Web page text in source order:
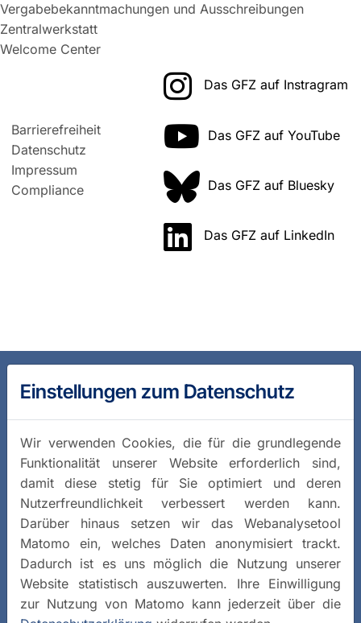
Vergabebekanntmachungen und Ausschreibungen
Zentralwerkstatt
Welcome Center
Barrierefreiheit
Datenschutz
Impressum
Compliance
Das GFZ auf Instragram
Das GFZ auf YouTube
Das GFZ auf Bluesky
Das GFZ auf LinkedIn
Einstellungen zum Datenschutz
Wir verwenden Cookies, die für die grundlegende
Funktionalität unserer Website erforderlich sind,
damit diese stetig für Sie optimiert und deren
Nutzerfreundlichkeit verbessert werden kann.
Darüber hinaus setzen wir das Webanalysetool
Matomo ein, welches Daten anonymisiert trackt.
Dadurch ist es uns möglich die Nutzung unserer
Website statistisch auszuwerten. Ihre Einwilligung
zur Nutzung von Matomo kann jederzeit über die